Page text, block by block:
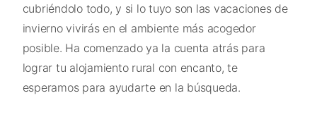
cubriéndolo todo, y si lo tuyo son las vacaciones de
invierno vivirás en el ambiente más acogedor
posible. Ha comenzado ya la cuenta atrás para
lograr tu alojamiento rural con encanto, te
esperamos para ayudarte en la búsqueda.